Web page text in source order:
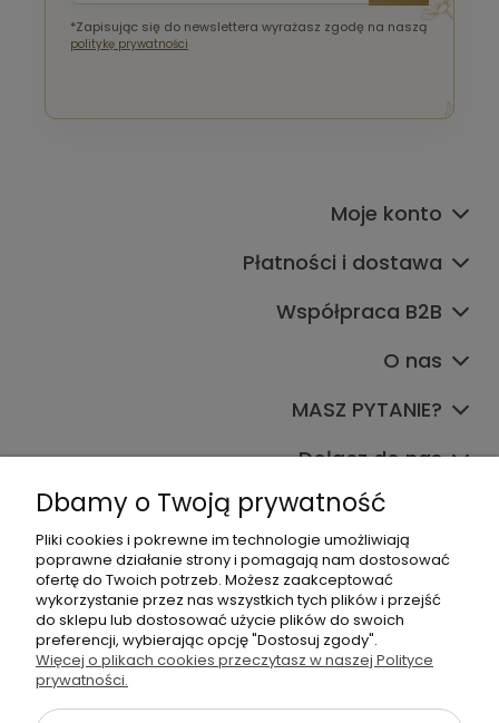
*Zapisując się do newslettera wyrażasz zgodę na naszą
politykę prywatności
Moje konto
Płatności i dostawa
Współpraca B2B
O nas
MASZ PYTANIE?
Dołącz do nas
+48 570 367 989
biuro.tadam@gmail.com
Dbamy o Twoją prywatność
Pliki cookies i pokrewne im technologie umożliwiają
poprawne działanie strony i pomagają nam dostosować
ofertę do Twoich potrzeb. Możesz zaakceptować
wykorzystanie przez nas wszystkich tych plików i przejść
do sklepu lub dostosować użycie plików do swoich
preferencji, wybierając opcję "Dostosuj zgody".
Więcej o plikach cookies przeczytasz w naszej Polityce
prywatności.